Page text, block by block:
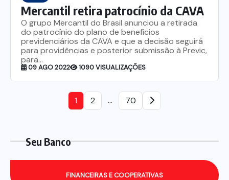
Mercantil retira patrocínio da CAVA
O grupo Mercantil do Brasil anunciou a retirada
do patrocínio do plano de benefícios
previdenciários da CAVA e que a decisão seguirá
para providências e posterior submissão à Previc,
para...
09 AGO 2022 1090 VISUALIZAÇÕES
1 2 … 70
Seu Banco
FINANCEIRAS E COOPERATIVAS